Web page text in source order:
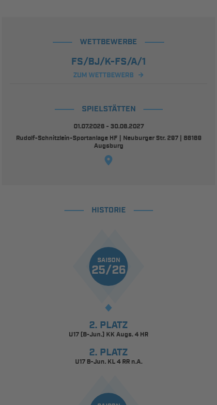
WETTBEWERBE
FS/BJ/K-FS/A/1
ZUM WETTBEWERB
SPIELSTÄTTEN
01.07.2026 - 30.06.2027
Rudolf-Schnitzlein-Sportanlage HF | Neuburger Str. 297 | 86169
Augsburg
HISTORIE
SAISON
25/26
2. PLATZ
U17 (B-Jun.) KK Augs. 4 HR
2. PLATZ
U17 B-Jun. KL 4 RR n.A.